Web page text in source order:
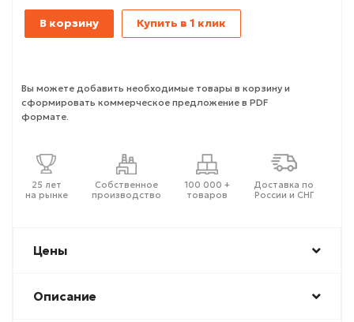
В корзину Купить в 1 клик
Вы можете добавить необходимые товары в корзину и
сформировать коммерческое предложение в PDF
формате.
25 лет
на рынке
Собственное
производство
100 000 +
товаров
Доставка по
России и СНГ
Цены
Описание